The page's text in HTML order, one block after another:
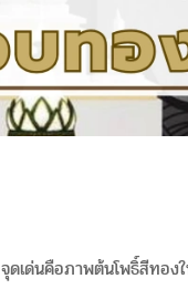
เด่นคือภาพต้นโพธิ์สีทอง